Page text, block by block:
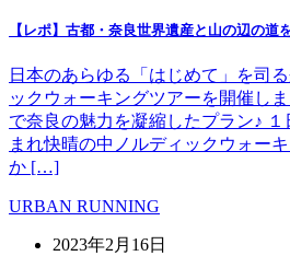
【レポ】古都・奈良世界遺産と山の辺の道
日本のあらゆる「はじめて」を司
ックウォーキングツアーを開催し
で奈良の魅力を凝縮したプラン♪
まれ快晴の中ノルディックウォー
か […]
URBAN RUNNING
2023年2月16日